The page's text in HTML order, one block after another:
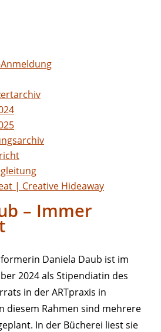
| Creative Hideaway
– Immer
Daniela Daub ist im
2024 als Stipendiatin des
in der ARTpraxis in
diesem Rahmen sind mehrere
In der Bücherei liest sie